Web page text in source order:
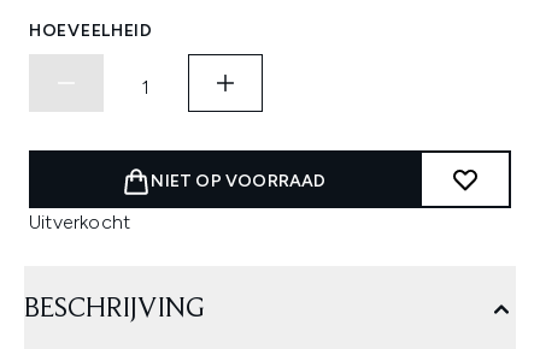
HOEVEELHEID
NIET OP VOORRAAD
Uitverkocht
BESCHRIJVING